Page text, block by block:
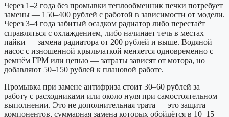
Через 1–2 года без промывки теплообменник печки потребует
замены — 150–400 рублей с работой в зависимости от модели.
Через 3–4 года забитый осадком радиатор либо перестаёт
справляться с охлаждением, либо начинает течь в местах
пайки — замена радиатора от 200 рублей и выше. Водяной
насос с изношенной крыльчаткой меняется одновременно с
ремнём ГРМ или цепью — затраты зависят от мотора, но
добавляют 50–150 рублей к плановой работе.
Промывка при замене антифриза стоит 30–60 рублей за
работу с расходниками или около нуля при самостоятельном
выполнении. Это не дополнительная трата — это защита
компонентов, суммарная замена которых обойдётся в 10–15